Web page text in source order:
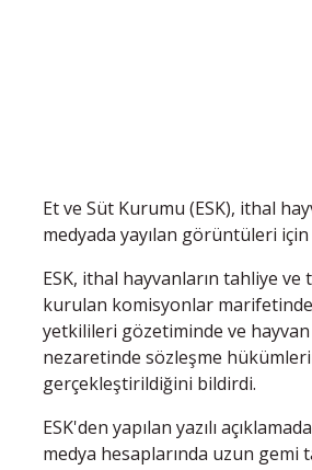
Et ve Süt Kurumu (ESK), ithal
medyada yayılan görüntüleri için
ESK, ithal hayvanların tahliye ve
kurulan komisyonlar
yetkilileri gözetiminde ve
nezaretinde sözleşme
gerçekleştirildiğini bildirdi.
ESK'den yapılan yazılı
medya hesaplarında uzun gemi